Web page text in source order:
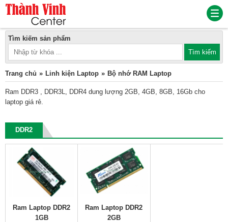
Tìm kiếm sản phẩm
Trang chủ Linh kiện Laptop Bộ nhớ RAM Laptop
Ram DDR3 , DDR3L, DDR4 dung lượng 2GB, 4GB, 8GB, 16Gb cho
laptop giá rẻ.
DDR2
Ram Laptop DDR2
1GB
Ram Laptop DDR2
2GB